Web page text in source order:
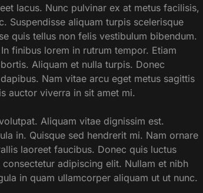
lacus. Nunc pulvinar ex at metus facilisis,
Suspendisse aliquam turpis scelerisque
quis tellus non felis vestibulum bibendum.
finibus lorem in rutrum tempor. Etiam
Aliquam et nulla turpis. Donec
Nam vitae arcu eget metus sagittis
auctor viverra in sit amet mi.
Aliquam vitae dignissim est.
in. Quisque sed hendrerit mi. Nam ornare
laoreet faucibus. Donec quis luctus
adipiscing elit. Nullam et nibh
in quam ullamcorper aliquam ut ut nunc.